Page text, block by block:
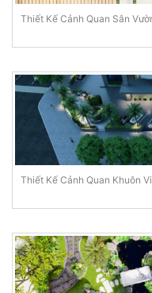
Thiết Kế Cảnh Quan Sân
Thiết Kế Cảnh Quan Khuôn